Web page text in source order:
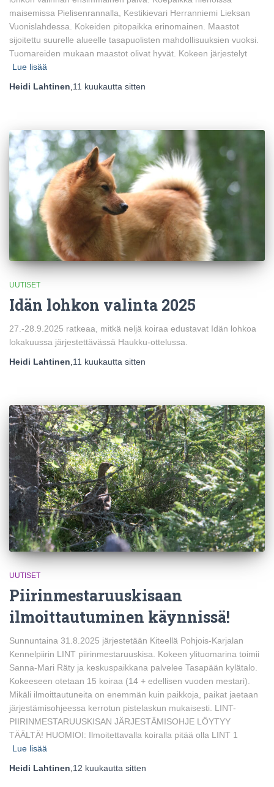
maisemissa Pielisenrannalla, Kestikievari Herranniemi Lieksan
Vuonislahdessa. Kokeiden pitopaikka erinomainen. Maastot
sijoitettu suurelle alueelle tasapuolisten mahdollisuuksien vuoksi.
Tuomareiden mukaan maastot olivat hyvät. Kokeen järjestelyt
Lue lisää
Heidi Lahtinen 11 kuukautta sitten
UUTISET
Idän lohkon valinta 2025
27.-28.9.2025 ratkeaa, mitkä neljä koiraa edustavat Idän lohkoa
lokakuussa järjestettävässä Haukku-ottelussa.
Heidi Lahtinen,11 kuukautta sitten
UUTISET
Piirinmestaruuskisaan
ilmoittautuminen käynnissä!
Sunnuntaina 31.8.2025 järjestetään Kiteellä Pohjois-Karjalan
Kennelpiirin LINT piirinmestaruuskisa. Kokeen ylituomarina toimii
Sanna-Mari Räty ja keskuspaikkana palvelee Tasapään kylätalo.
Kokeeseen otetaan 15 koiraa (14 + edellisen vuoden mestari).
Mikäli ilmoittautuneita on enemmän kuin paikkoja, paikat jaetaan
järjestämisohjeessa kerrotun pistelaskun mukaisesti. LINT-
PIIRINMESTARUUSKISAN JÄRJESTÄMISOHJE LÖYTYY
TÄÄLTÄ! HUOMIOI: Ilmoitettavalla koiralla pitää olla LINT 1
Lue lisää
Heidi Lahtinen,12 kuukautta sitten